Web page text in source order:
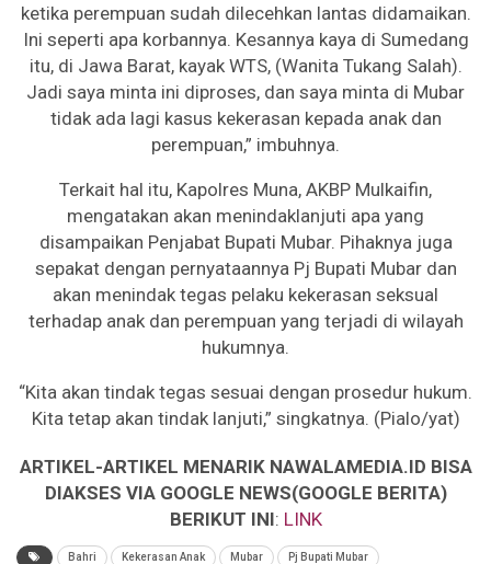
ketika perempuan sudah dilecehkan lantas didamaikan.
Ini seperti apa korbannya. Kesannya kaya di Sumedang
itu, di Jawa Barat, kayak WTS, (Wanita Tukang Salah).
Jadi saya minta ini diproses, dan saya minta di Mubar
tidak ada lagi kasus kekerasan kepada anak dan
perempuan,” imbuhnya.
Terkait hal itu, Kapolres Muna, AKBP Mulkaifin,
mengatakan akan menindaklanjuti apa yang
disampaikan Penjabat Bupati Mubar. Pihaknya juga
sepakat dengan pernyataannya Pj Bupati Mubar dan
akan menindak tegas pelaku kekerasan seksual
terhadap anak dan perempuan yang terjadi di wilayah
hukumnya.
“Kita akan tindak tegas sesuai dengan prosedur hukum.
Kita tetap akan tindak lanjuti,” singkatnya. (Pialo/yat)
ARTIKEL-ARTIKEL MENARIK NAWALAMEDIA.ID BISA
DIAKSES VIA GOOGLE NEWS(GOOGLE BERITA)
BERIKUT INI: LINK
Bahri Kekerasan Anak Mubar Pj Bupati Mubar